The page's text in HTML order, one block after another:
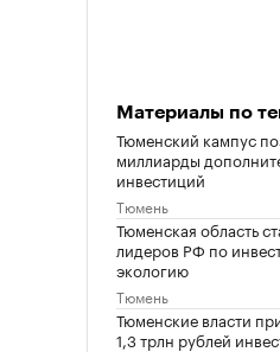
Материалы по
Тюменский кампус
миллиарды
инвестиций
Тюмень
Тюменская область
лидеров РФ по
экологию
Тюмень
Тюменские власти
1,3 трлн рублей